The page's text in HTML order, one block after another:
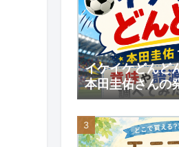
イケイケどんど
本田圭佑さんの
べてみた｜【い